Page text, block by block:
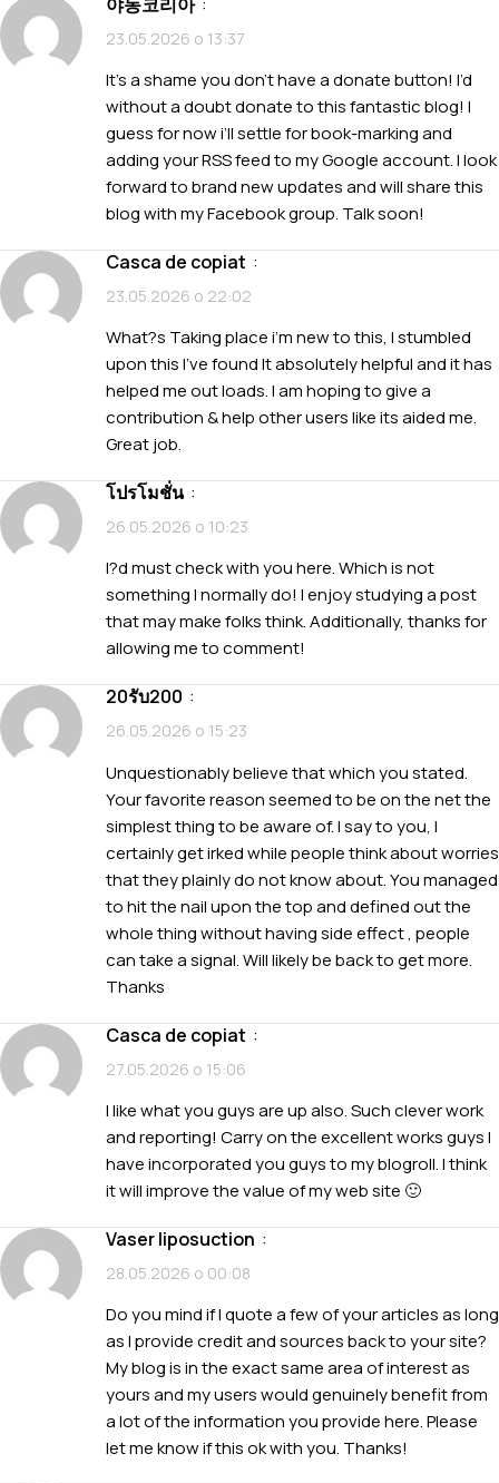
23.05.2026 о 13:37
It’s a shame you don’t have a donate button! I’d
without a doubt donate to this fantastic blog! I
guess for now i’ll settle for book-marking and
adding your RSS feed to my Google account. I look
forward to brand new updates and will share this
blog with my Facebook group. Talk soon!
casca de copiat :
23.05.2026 о 22:02
What?s Taking place i’m new to this, I stumbled
upon this I’ve found It absolutely helpful and it has
helped me out loads. I am hoping to give a
contribution & help other users like its aided me.
Great job.
โปรโมชั่น :
26.05.2026 о 10:23
I?d must check with you here. Which is not
something I normally do! I enjoy studying a post
that may make folks think. Additionally, thanks for
allowing me to comment!
20รับ200 :
26.05.2026 о 15:23
Unquestionably believe that which you stated.
Your favorite reason seemed to be on the net the
simplest thing to be aware of. I say to you, I
certainly get irked while people think about worries
that they plainly do not know about. You managed
to hit the nail upon the top and defined out the
whole thing without having side effect , people
can take a signal. Will likely be back to get more.
Thanks
casca de copiat :
27.05.2026 о 15:06
I like what you guys are up also. Such clever work
and reporting! Carry on the excellent works guys I
have incorporated you guys to my blogroll. I think
it will improve the value of my web site 🙂
vaser liposuction :
28.05.2026 о 00:08
Do you mind if I quote a few of your articles as long
as I provide credit and sources back to your site?
My blog is in the exact same area of interest as
yours and my users would genuinely benefit from
a lot of the information you provide here. Please
let me know if this ok with you. Thanks!